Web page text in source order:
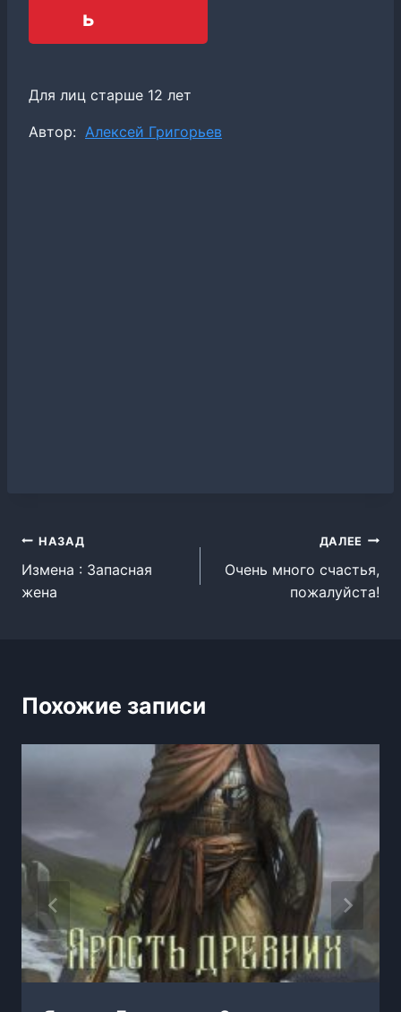
ь
Для лиц старше 12 лет
Метки
Автор: Алексей Григорьев
Навигация
по
НАЗАД
Измена : Запасная
жена
ДАЛЕЕ
Очень много счастья,
пожалуйста!
Похожие записи